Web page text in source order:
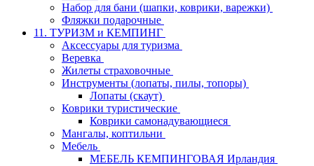
Набор для бани (шапки, коврики, варежки)
Фляжки подарочные
11. ТУРИЗМ и КЕМПИНГ
Аксессуары для туризма
Веревка
Жилеты страховочные
Инструменты (лопаты, пилы, топоры)
Лопаты (скаут)
Коврики туристические
Коврики самонадувающиеся
Мангалы, коптильни
Мебель
МЕБЕЛЬ КЕМПИНГОВАЯ Ирландия